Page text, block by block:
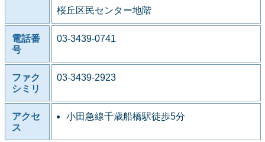
桜丘区民センター地階
電話番
号
03-3439-0741
ファク
シミリ
03-3439-2923
アクセ
ス
小田急線千歳船橋駅徒歩5分